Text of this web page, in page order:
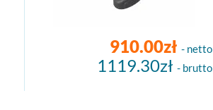
910.00zł - netto
1119.30zł - brutto